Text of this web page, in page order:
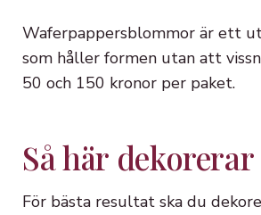
Waferpappersblommor är ett
som håller formen utan att
50 och 150 kronor per paket.
Så här
För bästa resultat ska du